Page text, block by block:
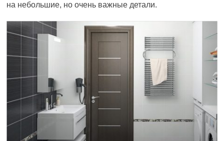
на небольшие, но очень важные детали.